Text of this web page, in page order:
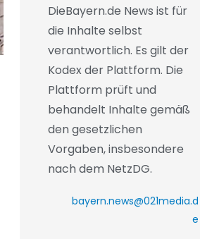
Freistaat lockert
Zügel für angeschlagene
DieBayern.de News ist für
die Inhalte selbst
verantwortlich. Es gilt der
Kodex der Plattform. Die
Plattform prüft und
behandelt Inhalte gemäß
den gesetzlichen
Vorgaben, insbesondere
nach dem NetzDG.
bayern.news@021media.d
e